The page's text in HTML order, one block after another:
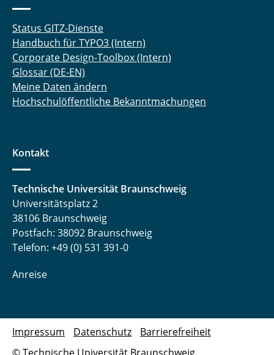
Status GITZ-Dienste
Handbuch für TYPO3 (Intern)
Corporate Design-Toolbox (Intern)
Glossar (DE-EN)
Meine Daten ändern
Hochschulöffentliche Bekanntmachungen
Kontakt
Technische Universität Braunschweig
Universitätsplatz 2
38106 Braunschweig
Postfach: 38092 Braunschweig
Telefon: +49 (0) 531 391-0
Anreise
Impressum Datenschutz Barrierefreiheit